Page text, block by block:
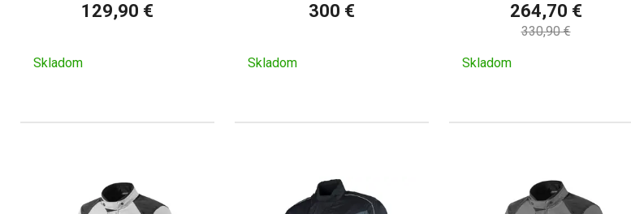
129,90 €
Skladom
300 €
Skladom
264,70 €
330,90 €
Skladom